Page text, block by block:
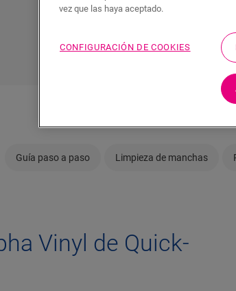
vinilo
Guía paso a paso Limpieza de manchas
Vinyl de Quick-
vez que las haya aceptado.
CONFIGURACIÓN DE COOKIES